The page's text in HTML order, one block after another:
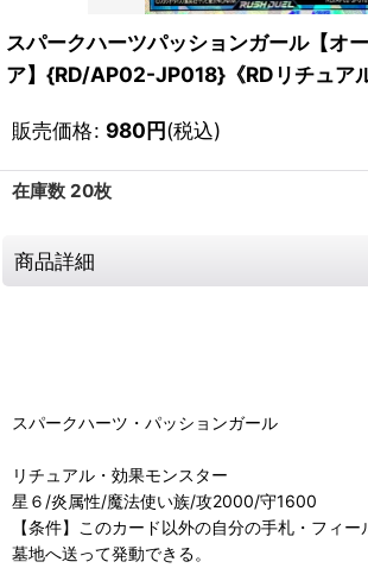
スパークハーツパッションガール【オ
ア】{RD/AP02-JP018}《RDリチュア
販売価格: 980円(税込)
在庫数 20枚
商品詳細
スパークハーツ・パッションガール
リチュアル・効果モンスター
星６/炎属性/魔法使い族/攻2000/守1600
【条件】このカード以外の自分の手札・フィ
墓地へ送って発動できる。